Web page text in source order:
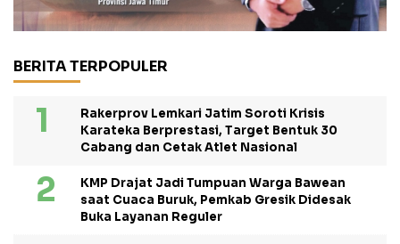
BERITA TERPOPULER
Rakerprov Lemkari Jatim Soroti Krisis
Karateka Berprestasi, Target Bentuk 30
Cabang dan Cetak Atlet Nasional
KMP Drajat Jadi Tumpuan Warga Bawean
saat Cuaca Buruk, Pemkab Gresik Didesak
Buka Layanan Reguler